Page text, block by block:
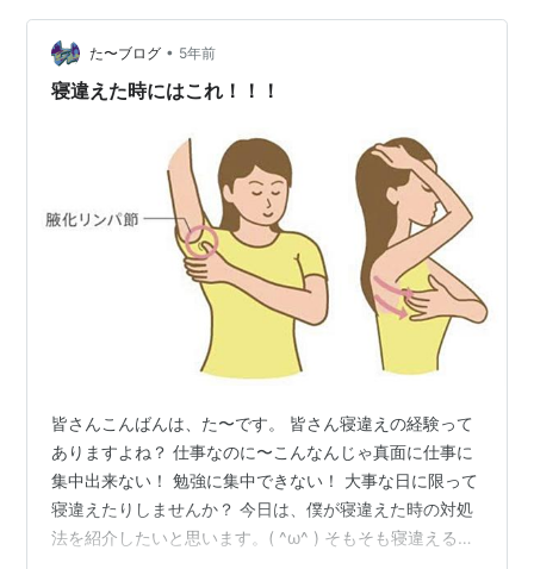
た〜ブログ • 5年前
寝違えた時にはこれ！！！
皆さんこんばんは、た〜です。 皆さん寝違えの経験って
ありますよね？ 仕事なのに〜こんなんじゃ真面に仕事に
集中出来ない！ 勉強に集中できない！ 大事な日に限って
寝違えたりしませんか？ 今日は、僕が寝違えた時の対処
法を紹介したいと思います。( ^ω^ ) そもそも寝違えるの